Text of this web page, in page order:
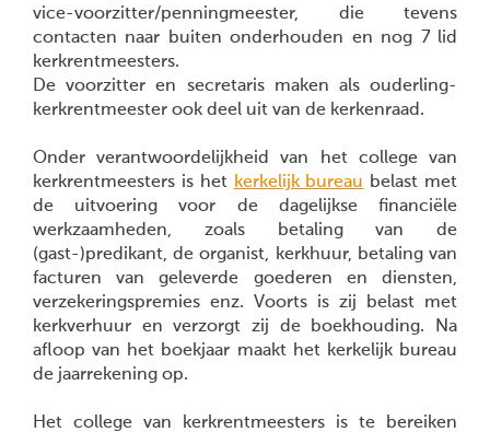
vice-voorzitter/penningmeester, die tevens
contacten naar buiten onderhouden en nog 7 lid
kerkrentmeesters.
De voorzitter en secretaris maken als ouderling-
kerkrentmeester ook deel uit van de kerkenraad.
Onder verantwoordelijkheid van het college van
kerkrentmeesters is het kerkelijk bureau belast met
de uitvoering voor de dagelijkse financiële
werkzaamheden, zoals betaling van de
(gast-)predikant, de organist, kerkhuur, betaling van
facturen van geleverde goederen en diensten,
verzekeringspremies enz. Voorts is zij belast met
kerkverhuur en verzorgt zij de boekhouding. Na
afloop van het boekjaar maakt het kerkelijk bureau
de jaarrekening op.
Het college van kerkrentmeesters is te bereiken